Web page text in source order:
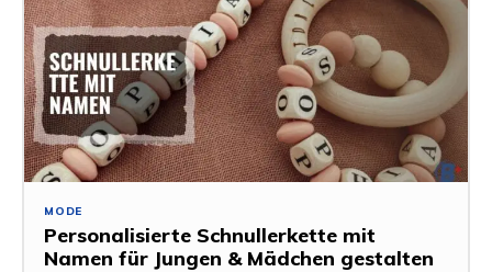
MODE
Personalisierte Schnullerkette mit
Namen für Jungen & Mädchen gestalten